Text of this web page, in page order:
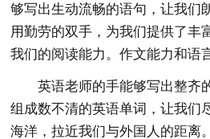
够写出生动流畅的语句，让我
用勤劳的双手，为我们提供了丰
我们的阅读能力。作文能力和语
英语老师的手能够写出整齐
组成数不清的英语单词，让我们
海洋，拉近我们与外国人的距离。